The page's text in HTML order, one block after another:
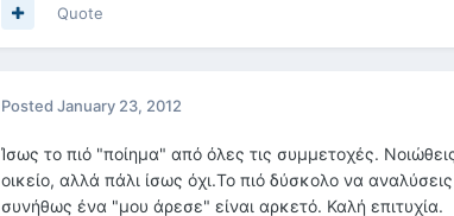
Quote
Posted January 23, 2012
Ίσως το πιό "ποίημα" από όλες τις συμμετοχές.
οικείο, αλλά πάλι ίσως όχι.Το πιό δύσκολο να
συνήθως ένα "μου άρεσε" είναι αρκετό. Καλή επιτυχία.